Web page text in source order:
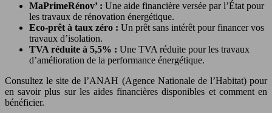
MaPrimeRénov’ : Une aide financière versée par l’État pour
les travaux de rénovation énergétique.
Eco-prêt à taux zéro : Un prêt sans intérêt pour financer vos
travaux d’isolation.
TVA réduite à 5,5% : Une TVA réduite pour les travaux
d’amélioration de la performance énergétique.
Consultez le site de l’ANAH (Agence Nationale de l’Habitat) pour
en savoir plus sur les aides financières disponibles et comment en
bénéficier.